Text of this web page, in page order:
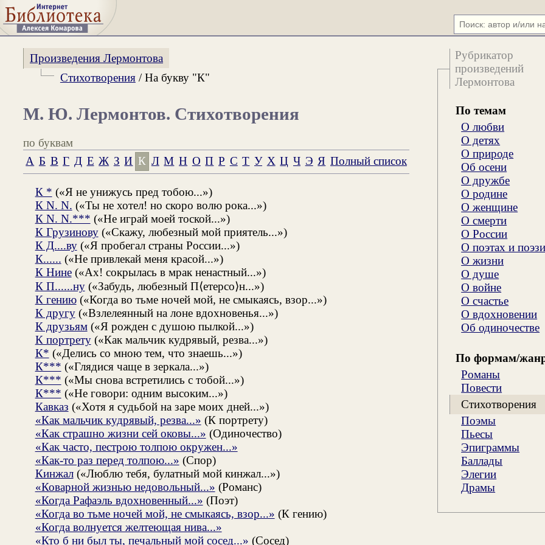
Рубрикатор
произведений
Лермонтова
По темам
О любви
О детях
О природе
Об осени
О дружбе
О родине
О женщине
О смерти
О России
О поэтах и
О жизни
О душе
О войне
О счастье
О вдохновении
Об одиночестве
По формам/
Романы
Повести
Стихотворения
Поэмы
Пьесы
Эпиграммы
Баллады
Элегии
Драмы
Произведения Лермонтова
Стихотворения/ На букву "К"
М. Ю. Лермонтов. Стихотворения
по буквам
А Б В Г Д Е Ж З И К Л М Н О П Р С Т У Х Ц Ч Э Я Полный список
К * («Я не унижусь пред тобою...»)
К N. N. («Ты не хотел! но скоро волю рока...»)
К N. N.*** («Не играй моей тоской...»)
К Грузинову(«Скажу, любезный мой приятель...»)
К Д....ву(«Я пробегал страны России...»)
К...... («Не привлекай меня красой...»)
К Нине(«Ах! сокрылась в мрак ненастный...»)
К П......ну(«Забудь, любезный П⟨етерсо⟩н...»)
К гению(«Когда во тьме ночей мой, не смыкаясь, взор...»)
К другу(«Взлелеянный на лоне вдохновенья...»)
К друзьям(«Я рожден с душою пылкой...»)
К портрету(«Как мальчик кудрявый, резва...»)
К* («Делись со мною тем, что знаешь...»)
К*** («Глядися чаще в зеркала...»)
К*** («Мы снова встретились с тобой...»)
К*** («Не говори: одним высоким...»)
Кавказ («Хотя я судьбой на заре моих дней...»)
«Как мальчик кудрявый, резва...» (К портрету)
«Как страшно жизни сей оковы...» (Одиночество)
«Как часто, пестрою толпою окружен...»
«Как-то раз перед толпою...» (Спор)
Кинжал(«Люблю тебя, булатный мой кинжал...»)
«Коварной жизнью недовольный...» (Романс)
«Когда Рафаэль вдохновенный...» (Поэт)
«Когда во тьме ночей мой, не смыкаясь, взор...» (К гению)
«Когда волнуется желтеющая нива...»
«Кто б ни был ты, печальный мой сосед...» (Сосед)